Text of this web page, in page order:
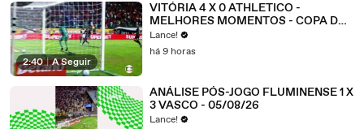
2:40 | A Seguir
VITÓRIA 4 X 0 ATHLETICO -
MELHORES MOMENTOS - COPA DO
BRASIL 2026 - OITAVAS DE FINAL -
JOGO 2
Lance!
há 9 horas
ANÁLISE PÓS-JOGO FLUMINENSE 1 X
3 VASCO - 05/08/26
Lance!